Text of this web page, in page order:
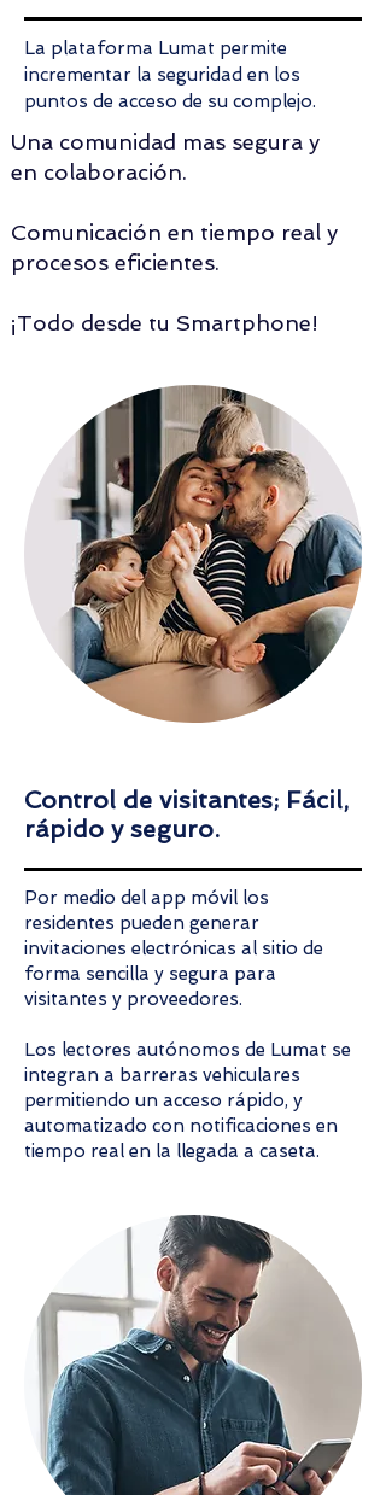
La plataforma Lumat permite
incrementar la seguridad en los
puntos de acceso de su complejo.
Una comunidad mas segura y
en colaboración.
Comunicación en tiempo real y
procesos eficientes.
¡Todo desde tu Smartphone!
Control de visitantes; Fácil,
rápido y seguro.
Por medio del app móvil los
residentes pueden generar
invitaciones electrónicas al sitio de
forma sencilla y segura para
visitantes y proveedores.
Los lectores autónomos de Lumat se
integran a barreras vehiculares
permitiendo un acceso rápido, y
automatizado con notificaciones en
tiempo real en la llegada a caseta.